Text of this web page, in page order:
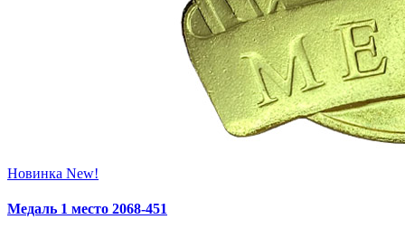
Новинка New!
Медаль 1 место 2068‑451